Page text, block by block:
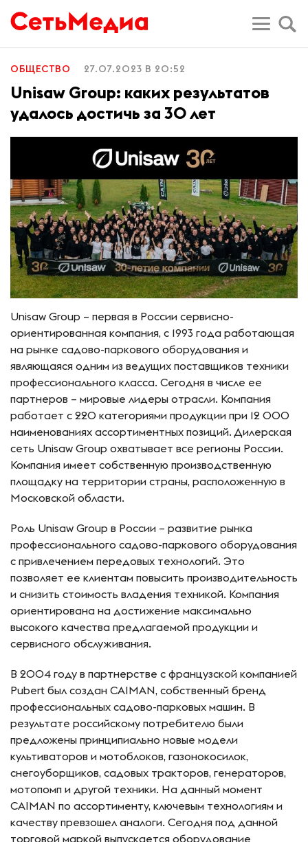
ОБЩЕСТВО 27.07.2023 В 20:52
Unisaw Group: каких результатов
удалось достичь за 30 лет
Unisaw Group – первая в России сервисно-
ориентированная компания, с 1993 года работающая
на рынке садово-паркового оборудования и
являющаяся одним из ведущих поставщиков техники
профессионального класса. Сегодня в числе ее
партнеров – мировые лидеры отрасли. Компания
работает с 220 категориями продукции при 12 000
наименованиях ассортиментных позиций. Дилерская
сеть Unisaw Group охватывает все регионы России.
Компания имеет собственную производственную
площадку на территории страны, расположенную в
Московской области.
Роль Unisaw Group в России – развитие рынка
профессионального садово-паркового оборудования
с привлечением передовых технологий. Это
позволяет ее клиентам повысить производительность
и снизить стоимость владения техникой. Компания
ориентирована на достижение максимально
высокого качества предлагаемой продукции и
сервисного обслуживания.
В 2004 году в партнерстве с французской компанией
Pubert был создан CAIMAN, собственный бренд
профессиональных садово-парковых машин. В
результате российскому потребителю были
предложены принципиально новые модели
культиваторов и мотоблоков, газонокосилок,
снегоуборщиков, садовых тракторов, генераторов,
мотопомп и другой техники. На данный момент
CAIMAN по ассортименту, ключевым технологиям и
качеству превзошел аналоги. Сегодня под данной
торговой маркой выпускается оборудование